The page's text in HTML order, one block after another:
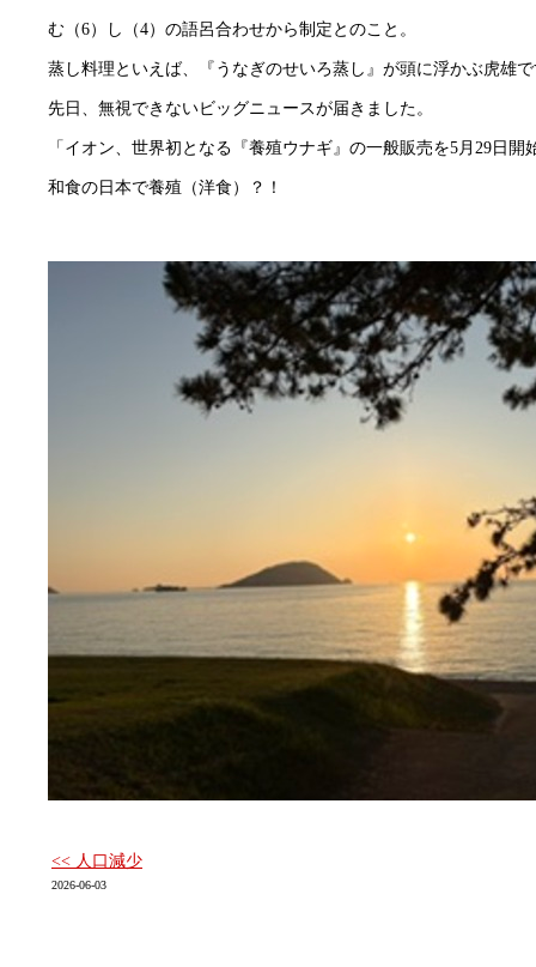
む（6）し（4）の語呂合わせから制定とのこと。
蒸し料理といえば、『うなぎのせいろ蒸し』が頭に浮かぶ虎雄
先日、無視できないビッグニュースが届きました。
「イオン、世界初となる『養殖ウナギ』の一般販売を5月29日開
和食の日本で養殖（洋食）？！
<< 人口減少
2026-06-03